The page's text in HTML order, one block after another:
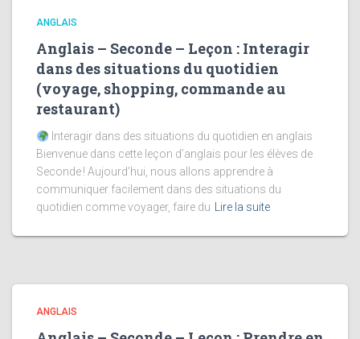
ANGLAIS
Anglais – Seconde – Leçon : Interagir
dans des situations du quotidien
(voyage, shopping, commande au
restaurant)
Interagir dans des situations du quotidien en anglais
Bienvenue dans cette leçon d’anglais pour les élèves de
Seconde ! Aujourd’hui, nous allons apprendre à
communiquer facilement dans des situations du
quotidien comme voyager, faire du Lire la suite
ANGLAIS